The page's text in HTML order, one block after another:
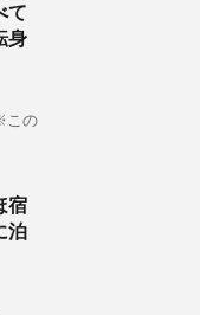
て
身
この
宿
泊